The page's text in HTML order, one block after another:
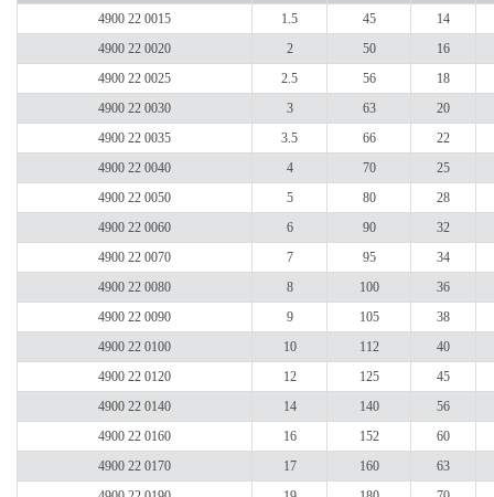
4900 22 0015
1.5 45
14
4900 22 0020
2 50
16
4900 22 0025
2.5 56
18
4900 22 0030
3 63
20
4900 22 0035
3.5 66
22
4900 22 0040
4 70
25
4900 22 0050
5 80
28
4900 22 0060
6 90
32
4900 22 0070
7 95
34
4900 22 0080
8 100
36
4900 22 0090
9 105
38
4900 22 0100
10 112
40
4900 22 0120
12 125
45
4900 22 0140
14 140
56
4900 22 0160
16 152
60
4900 22 0170
17 160
63